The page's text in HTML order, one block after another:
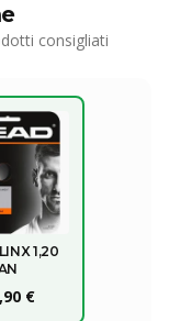
consigliati
1,20
€